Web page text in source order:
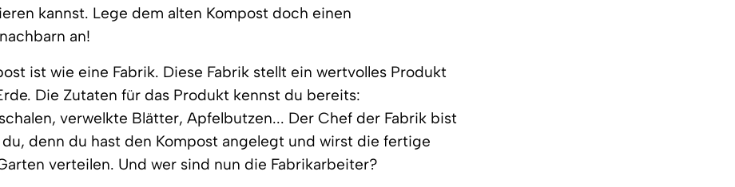
kannst. Lege dem alten Kompost doch einen
an!
ist wie eine Fabrik. Diese Fabrik stellt ein wertvolles Produkt
Die Zutaten für das Produkt kennst du bereits:
verwelkte Blätter, Apfelbutzen... Der Chef der Fabrik bist
denn du hast den Kompost angelegt und wirst die fertige
verteilen. Und wer sind nun die Fabrikarbeiter?